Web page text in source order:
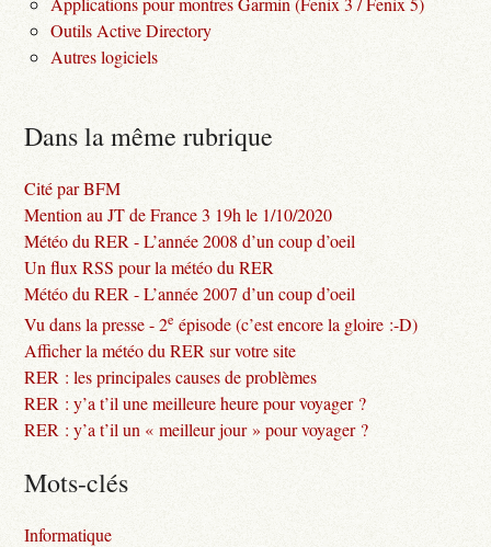
Outils Active Directory
Autres logiciels
Dans la même rubrique
Cité par BFM
Mention au JT de France 3 19h le 1/10/2020
Météo du RER - L’année 2008 d’un coup d’oeil
Un flux RSS pour la météo du RER
Météo du RER - L’année 2007 d’un coup d’oeil
Vu dans la presse - 2e épisode (c’est encore la gloire :-D)
Afficher la météo du RER sur votre site
RER : les principales causes de problèmes
RER : y’a t’il une meilleure heure pour voyager ?
RER : y’a t’il un « meilleur jour » pour voyager ?
Mots-clés
Informatique